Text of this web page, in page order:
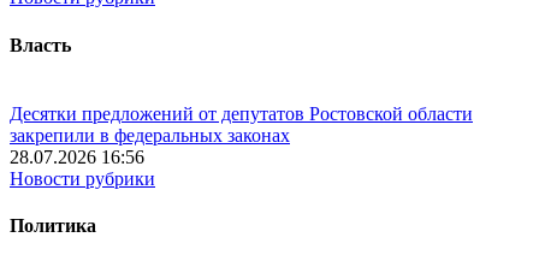
Власть
Десятки предложений от депутатов Ростовской области
закрепили в федеральных законах
28.07.2026 16:56
Новости рубрики
Политика